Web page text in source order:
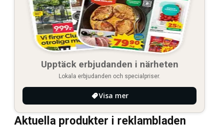
Upptäck erbjudanden i närheten
Lokala erbjudanden och specialpriser.
Visa mer
Aktuella produkter i reklambladen